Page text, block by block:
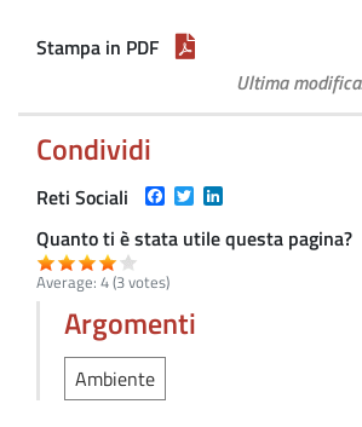
Stampa in PDF
Ultima modifica
Condividi
Reti Sociali Facebook
Twitter
Quanto ti è stata utile questa pagina?
Average: 4(3votes)
Argomenti
Ambiente